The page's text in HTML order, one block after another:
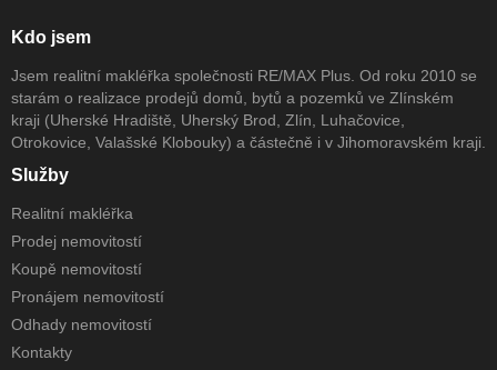
Kdo jsem
Jsem realitní makléřka společnosti RE/MAX Plus. Od roku 2010 se
starám o realizace prodejů domů, bytů a pozemků ve Zlínském
kraji (Uherské Hradiště, Uherský Brod, Zlín, Luhačovice,
Otrokovice, Valašské Klobouky) a částečně i v Jihomoravském kraji.
Služby
Realitní makléřka
Prodej nemovitostí
Koupě nemovitostí
Pronájem nemovitostí
Odhady nemovitostí
Kontakty